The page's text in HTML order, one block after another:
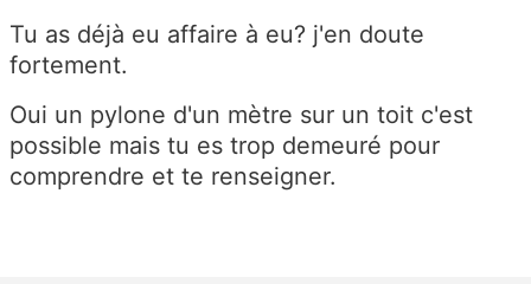
Tu as déjà eu affaire à eu? j'en doute
fortement.
Oui un pylone d'un mètre sur un toit c'est
possible mais tu es trop demeuré pour
comprendre et te renseigner.